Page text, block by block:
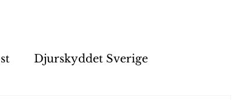
Djurskyddet Sverige